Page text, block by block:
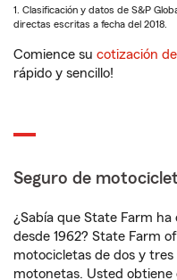
1. Clasificación y datos de S&P
directas escritas a fecha del 2018.
Comience su cotización
rápido y sencillo!
Seguro de
¿Sabía que State Farm
desde 1962? State Farm
motocicletas de dos y
motonetas. Usted obtiene